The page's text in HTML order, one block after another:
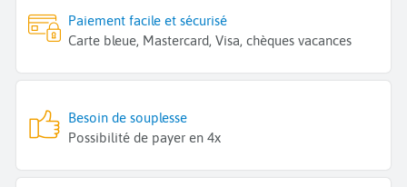
Paiement facile et sécurisé
Carte bleue, Mastercard, Visa, chèques vacances
Besoin de souplesse
Possibilité de payer en 4x